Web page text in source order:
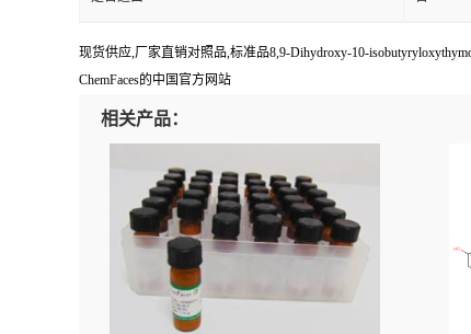
现货供应,厂家直销对照品,标准品8,9-Dihydroxy-10-
ChemFaces的中国官方网站
相关产品：